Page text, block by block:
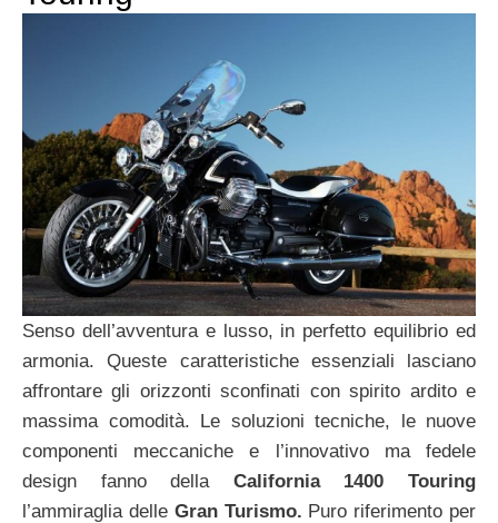
Senso dell’avventura e lusso, in perfetto equilibrio ed
armonia. Queste caratteristiche essenziali lasciano
affrontare gli orizzonti sconfinati con spirito ardito e
massima comodità. Le soluzioni tecniche, le nuove
componenti meccaniche e l’innovativo ma fedele
design fanno della California 1400 Touring
l’ammiraglia delle Gran Turismo. Puro riferimento per